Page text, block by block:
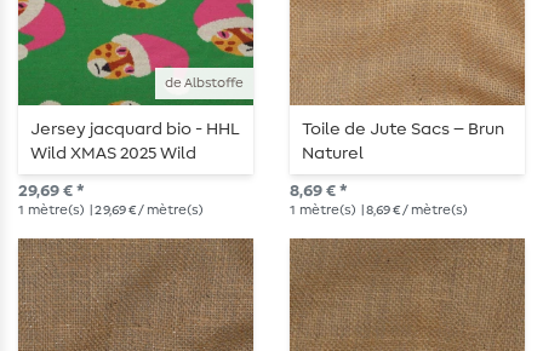
de Albstoffe
Jersey jacquard bio - HHL
Wild XMAS 2025 Wild
Santa Green
29,69 € *
1 mètre(s) | 29,69 € / mètre(s)
Toile de Jute Sacs – Brun
Naturel
8,69 € *
1 mètre(s) | 8,69 € / mètre(s)